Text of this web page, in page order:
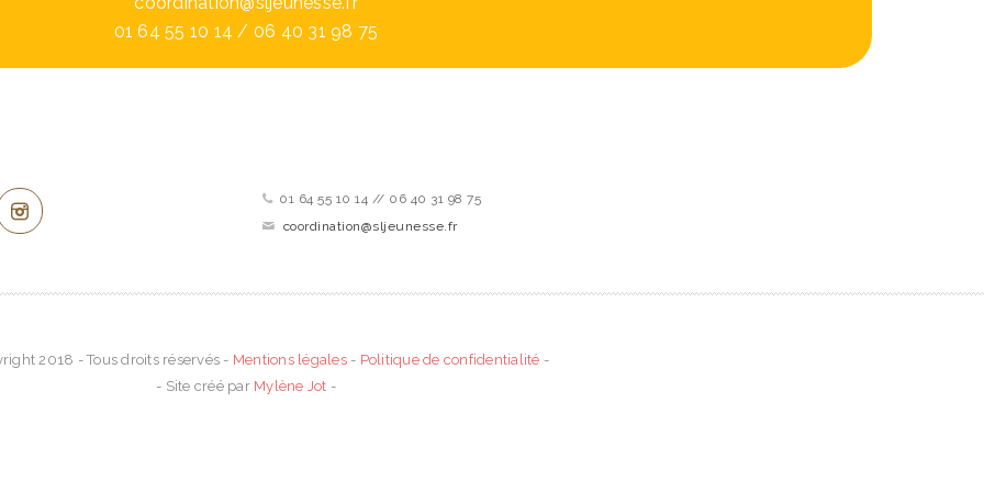
01 64 55 10 14 / 06 40 31 98 75
01 64 55 10 14 // 06 40 31 98 75
coordination@sljeunesse.fr
2018 - Tous droits réservés - Mentions légales- Politique de confidentialité -
- Site créé par Mylène Jot -